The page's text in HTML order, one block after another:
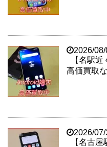
2026/08/
【名駅
高価買取
2026/07/
【名古